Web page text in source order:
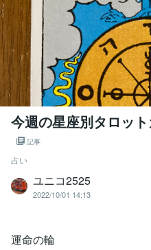
今週の星座別タロット
記事
占い
ユニコ2525
2022/10/01 14:13
運命の輪